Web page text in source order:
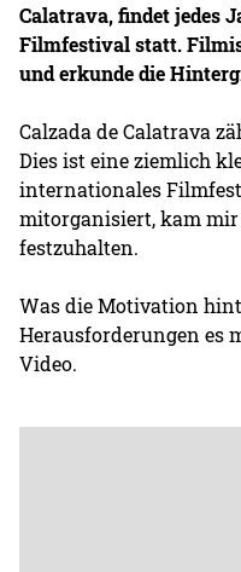
Calatrava, findet jedes
Filmfestival statt.
und erkunde die
Calzada de Calatrava
Dies ist eine ziemlich
internationales
mitorganisiert, kam mir
festzuhalten.
Was die Motivation
Herausforderungen es
Video.